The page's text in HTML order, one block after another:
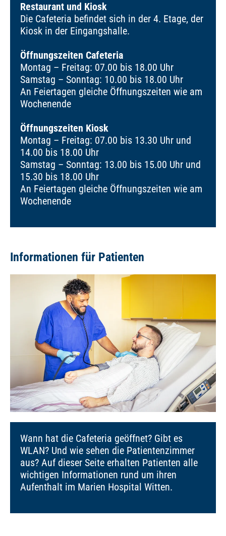
Restaurant und Kiosk
Die Cafeteria befindet sich in der 4. Etage, der
Kiosk in der Eingangshalle.
Öffnungszeiten Cafeteria
Montag – Freitag: 07.00 bis 18.00 Uhr
Samstag – Sonntag: 10.00 bis 18.00 Uhr
An Feiertagen gleiche Öffnungszeiten wie am
Wochenende
Öffnungszeiten Kiosk
Montag – Freitag: 07.00 bis 13.30 Uhr und
14.00 bis 18.00 Uhr
Samstag – Sonntag: 13.00 bis 15.00 Uhr und
15.30 bis 18.00 Uhr
An Feiertagen gleiche Öffnungszeiten wie am
Wochenende
Informationen für Patienten
Wann hat die Cafeteria geöffnet? Gibt es
WLAN? Und wie sehen die Patientenzimmer
aus? Auf dieser Seite erhalten Patienten alle
wichtigen Informationen rund um ihren
Aufenthalt im Marien Hospital Witten.